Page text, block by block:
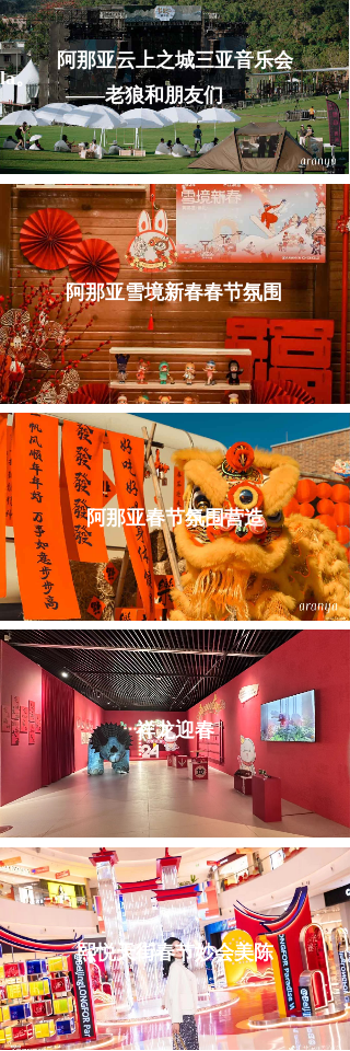
阿那亚云上之城三亚音乐会
la。
——老狼和朋友们
阿那亚雪境新春春节氛围
阿那亚春节氛围营造
祥龙迎春
熙悦天街春节妙会美陈